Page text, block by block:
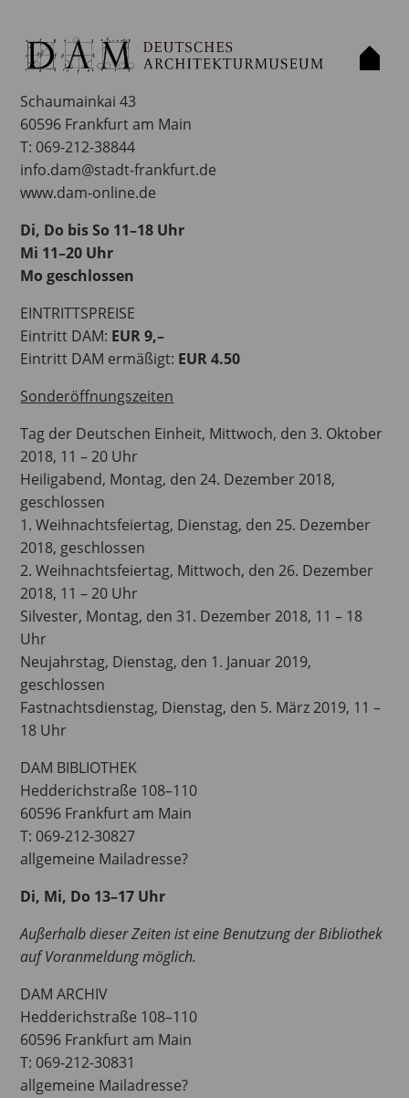
DEUTSCHES ARCHITEKTURMUSEUM (DAM)
Schaumainkai 43
60596 Frankfurt am Main
T: 069-212-38844
info.dam@stadt-frankfurt.de
www.dam-online.de
Di, Do bis So 11–18 Uhr
Mi 11–20 Uhr
Mo geschlossen
EINTRITTSPREISE
Eintritt DAM: EUR 9,–
Eintritt DAM ermäßigt: EUR 4.50
Sonderöffnungszeiten
Tag der Deutschen Einheit, Mittwoch, den 3. Oktober
2018, 11 – 20 Uhr
Heiligabend, Montag, den 24. Dezember 2018,
geschlossen
1. Weihnachtsfeiertag, Dienstag, den 25. Dezember
2018, geschlossen
2. Weihnachtsfeiertag, Mittwoch, den 26. Dezember
2018, 11 – 20 Uhr
Silvester, Montag, den 31. Dezember 2018, 11 – 18
Uhr
Neujahrstag, Dienstag, den 1. Januar 2019,
geschlossen
Fastnachtsdienstag, Dienstag, den 5. März 2019, 11 –
18 Uhr
DAM BIBLIOTHEK
Hedderichstraße 108–110
60596 Frankfurt am Main
T: 069-212-30827
allgemeine Mailadresse?
Di, Mi, Do 13–17 Uhr
Außerhalb dieser Zeiten ist eine Benutzung der Bibliothek
auf Voranmeldung möglich.
DAM ARCHIV
Hedderichstraße 108–110
60596 Frankfurt am Main
T: 069-212-30831
allgemeine Mailadresse?